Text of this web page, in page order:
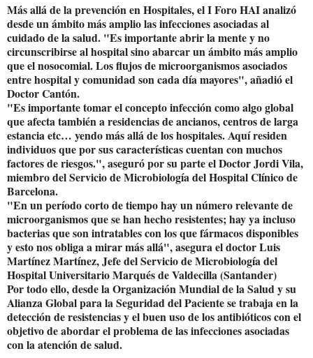
Más allá de la prevención en Hospitales, el I Foro HAI analizó
desde un ámbito más amplio las infecciones asociadas al
cuidado de la salud. "Es importante abrir la mente y no
circunscribirse al hospital sino abarcar un ámbito más amplio
que el nosocomial. Los flujos de microorganismos asociados
entre hospital y comunidad son cada día mayores", añadió el
Doctor Cantón.
"Es importante tomar el concepto infección como algo global
que afecta también a residencias de ancianos, centros de larga
estancia etc… yendo más allá de los hospitales. Aquí residen
individuos que por sus características cuentan con muchos
factores de riesgos.", aseguró por su parte el Doctor Jordi Vila,
miembro del Servicio de Microbiología del Hospital Clínico de
Barcelona.
"En un período corto de tiempo hay un número relevante de
microorganismos que se han hecho resistentes; hay ya incluso
bacterias que son intratables con los que fármacos disponibles
y esto nos obliga a mirar más allá", asegura el doctor Luis
Martínez Martínez, Jefe del Servicio de Microbiología del
Hospital Universitario Marqués de Valdecilla (Santander)
Por todo ello, desde la Organización Mundial de la Salud y su
Alianza Global para la Seguridad del Paciente se trabaja en la
detección de resistencias y el buen uso de los antibióticos con el
objetivo de abordar el problema de las infecciones asociadas
con la atención de salud.